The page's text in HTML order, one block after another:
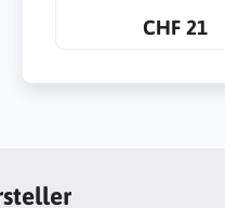
CHF 21